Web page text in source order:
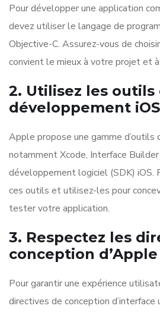
Pour développer une application
devez utiliser le langage de
Objective-C. Assurez-vous de
convient le mieux à votre projet et
2. Utilisez les outils
développement iOS
Apple propose une gamme d’outils
notamment Xcode, Interface
développement logiciel (SDK) iOS.
ces outils et utilisez-les pour
tester votre application.
3. Respectez les
conception d’Apple
Pour garantir une expérience
directives de conception d’interface